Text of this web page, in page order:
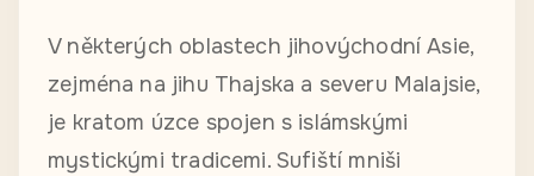
V některých oblastech jihovýchodní Asie,
zejména na jihu Thajska a severu Malajsie,
je kratom úzce spojen s islámskými
mystickými tradicemi. Sufiští mniši